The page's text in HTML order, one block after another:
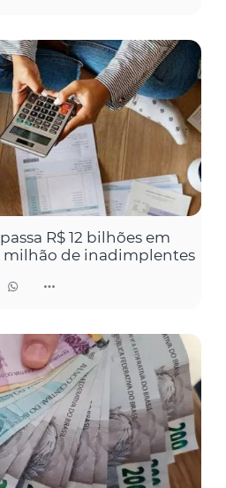
R$ 12 bilhões em
milhão de inadimplentes